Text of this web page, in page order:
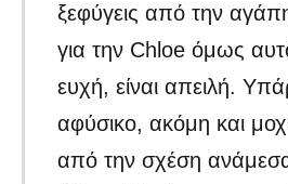
ξεφύγεις από την
για την Chloe όμως
ευχή, είναι απειλή.
αφύσικο, ακόμη και
από την σχέση